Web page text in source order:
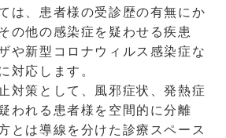
は、患者様の受診歴の有無にか
の他の感染症を疑わせる疾患
や新型コロナウィルス感染症な
対応します。
対策として、風邪症状、発熱症
われる患者様を空間的に分離
とは導線を分けた診療スペース